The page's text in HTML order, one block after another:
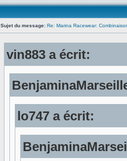
Sujet du message: Re: Marina Racewear:
vin883 a écrit:
lo747 a écrit: